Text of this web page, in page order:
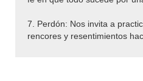
7. Perdón: Nos invita a
rencores y resentimientos